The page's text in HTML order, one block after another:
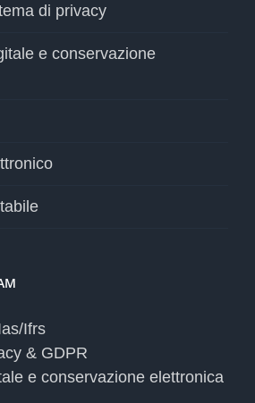
di privacy
e conservazione
Ifrs
& GDPR
e conservazione elettronica